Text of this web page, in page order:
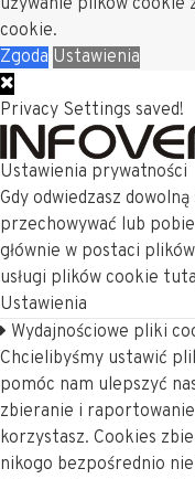
używanie plików cookie
cookie.
Zgoda Ustawienia
Privacy Settings saved!
Ustawienia prywatności
Gdy odwiedzasz
przechowywać lub
głównie w postaci
usługi plików cookie
Ustawienia
Wydajnościowe pliki
Chcielibyśmy ustawić
pomóc nam ulepszyć
zbieranie i
korzystasz. Cookies
nikogo bezpośrednio